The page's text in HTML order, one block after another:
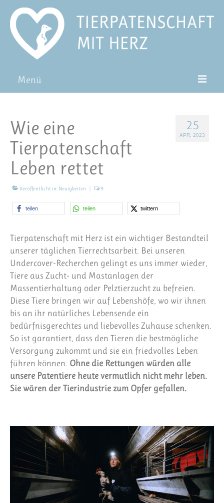
Menü
Pat*in werden
Patenschaft verschenken
Blog
FAQ
25
APR. 2023
Wie eine
Tierpatenschaft
Leben rettet
Veröffentlicht in: Neuigkeiten | 9
teilen teilen twittern
Tierpatenschaft mit Herz ist ein wichtiger Bestandteil
unserer täglichen Tierrechtsarbeit. Bei unseren
Undercover-Recherchen gelingt es uns immer wieder,
Tiere aus Zucht- und Mastanlagen der
Massentierhaltung oder Pelztierzucht zu befreien.
Diese Tiere bringen wir auf Lebenshöfe, wo wir ihnen
bis an ihr natürliches Lebensende ein
bedürfnisgerechtes und liebevolles Zuhause schenken.
So ist garantiert, dass den Tieren die bestmögliche
Versorgung zukommt und sie ein friedvolles Leben
führen können. Ohne die Rettungen würden alle
unsere Patentiere heute vermutlich nicht mehr leben.
Sie wären der Tierindustrie zum Opfer gefallen.